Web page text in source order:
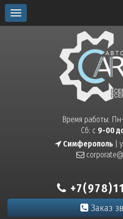
Toggle
navigation
Время работы:
Сб: с 9-00
Симферополь |
Заказ